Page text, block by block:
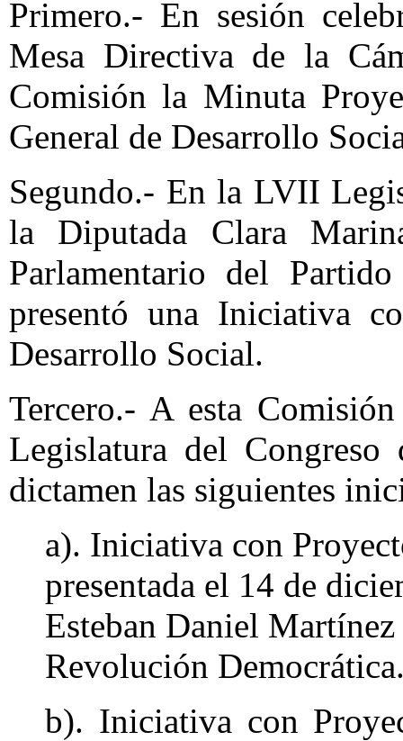
Primero.- En sesión
Mesa Directiva de la
Comisión la Minuta
General de Desarrollo
Segundo.- En la LVII
la Diputada Clara
Parlamentario del
presentó una Iniciativa
Desarrollo Social.
Tercero.- A esta
Legislatura del
dictamen las siguientes
a). Iniciativa con
presentada el 14 de
Esteban Daniel
Revolución
b). Iniciativa con